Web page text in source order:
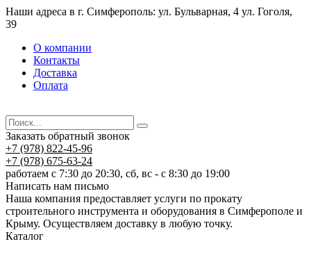
Наши адреса в г. Симферополь: ул. Бульварная, 4 ул. Гоголя,
39
О компании
Контакты
Доставка
Оплата
Заказать обратный звонок
+7 (978) 822-45-96
+7 (978) 675-63-24
работаем с 7:30 до 20:30, сб, вс - с 8:30 до 19:00
Написать нам письмо
Наша компания предоставляет услуги по прокату
строительного инструмента и оборудования в Симферополе и
Крыму. Осуществляем доставку в любую точку.
Каталог